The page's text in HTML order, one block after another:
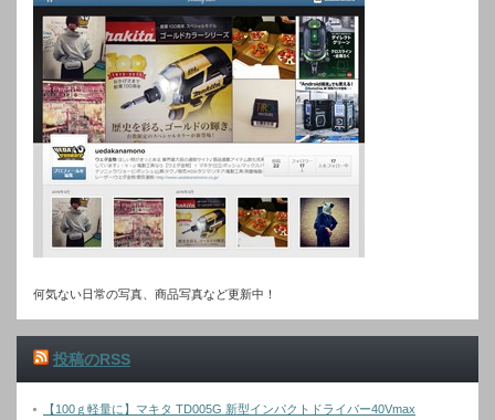
何気ない日常の写真、商品写真など更新中！
投稿のRSS
【100ｇ軽量に】マキタ TD005G 新型インパクトドライバー40Vmax